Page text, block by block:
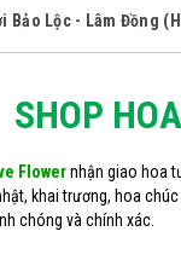
Bảo Lộc - Lâm Đồng
SHOP
Flowernhận giao hoa
khai trương, hoa
chóng và chính xác.